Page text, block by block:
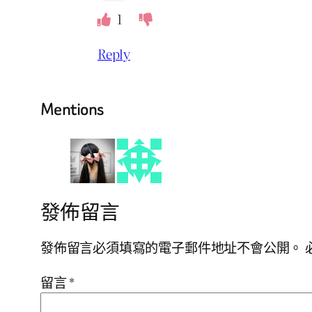
1
Reply
Mentions
發佈留言
發佈留言必須填寫的電子郵件地址不會公開。
留言*